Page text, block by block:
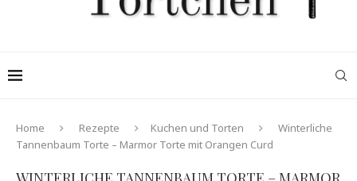
Home Rezepte Kuchen und Torten
Winterliche
Tannenbaum Torte – Marmor Torte mit Orangen Curd